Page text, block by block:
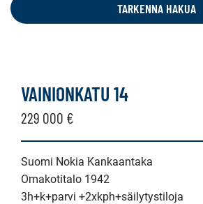
omakotitalo,
erillistalo,
maatila
TARKENNA HAKUA
VAINIONKATU 14
229 000 €
Suomi Nokia Kankaantaka
Omakotitalo 1942
3h+k+parvi +2xkph+säilytystiloja